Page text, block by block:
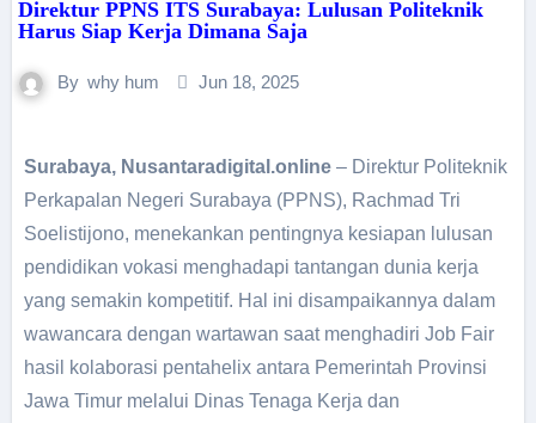
Direktur PPNS ITS Surabaya: Lulusan Politeknik
Harus Siap Kerja Dimana Saja
By why hum Jun 18, 2025
Surabaya, Nusantaradigital.online – Direktur Politeknik
Perkapalan Negeri Surabaya (PPNS), Rachmad Tri
Soelistijono, menekankan pentingnya kesiapan lulusan
pendidikan vokasi menghadapi tantangan dunia kerja
yang semakin kompetitif. Hal ini disampaikannya dalam
wawancara dengan wartawan saat menghadiri Job Fair
hasil kolaborasi pentahelix antara Pemerintah Provinsi
Jawa Timur melalui Dinas Tenaga Kerja dan